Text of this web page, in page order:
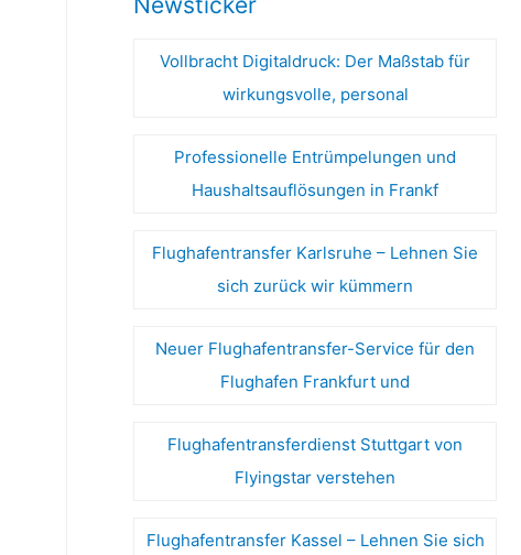
Vollbracht Digitaldruck: Der Maßstab für
wirkungsvolle, personal
Professionelle Entrümpelungen und
Haushaltsauflösungen in Frankf
Flughafentransfer Karlsruhe – Lehnen Sie
sich zurück wir kümmern
Neuer Flughafentransfer-Service für den
Flughafen Frankfurt und
Flughafentransferdienst Stuttgart von
Flyingstar verstehen
Flughafentransfer Kassel – Lehnen Sie sich